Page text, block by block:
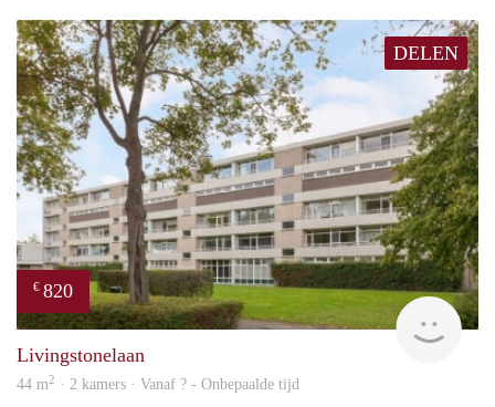
DELEN
€ 820
Livingstonelaan
44 m2 · 2 kamers · Vanaf ? - Onbepaalde tijd